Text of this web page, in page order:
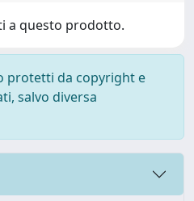
a questo prodotto.
protetti da copyright e
salvo diversa